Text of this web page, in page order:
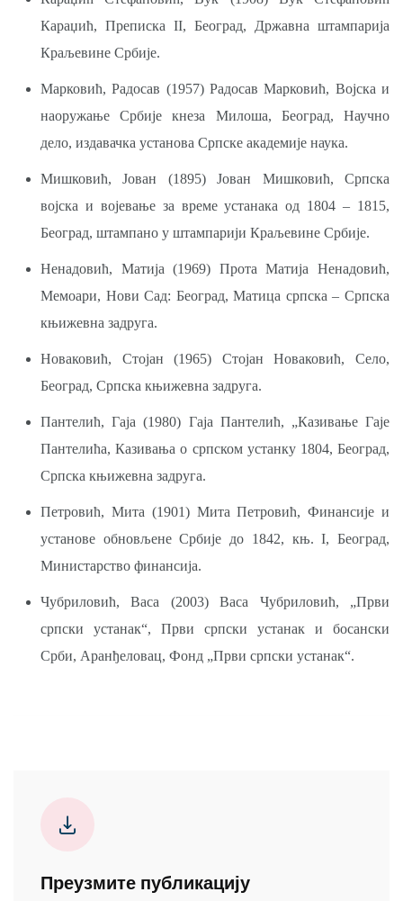
Караџић, Преписка II, Београд, Државна штампарија
Краљевине Србије.
Марковић, Радосав (1957) Радосав Марковић, Војска и
наоружање Србије кнеза Милоша, Београд, Научно
дело, издавачка установа Српске академије наука.
Мишковић, Јован (1895) Јован Мишковић, Српска
војска и војевање за време устанака од 1804 – 1815,
Београд, штампано у штампарији Краљевине Србије.
Ненадовић, Матија (1969) Прота Матија Ненадовић,
Мемоари, Нови Сад: Београд, Матица српска – Српска
књижевна задруга.
Новаковић, Стојан (1965) Стојан Новаковић, Село,
Београд, Српска књижевна задруга.
Пантелић, Гаја (1980) Гаја Пантелић, „Казивање Гаје
Пантелића, Казивања о српском устанку 1804, Београд,
Српска књижевна задруга.
Петровић, Мита (1901) Мита Петровић, Финансије и
установе обновљене Србије до 1842, књ. I, Београд,
Министарство финансија.
Чубриловић, Васа (2003) Васа Чубриловић, „Први
српски устанак“, Први српски устанак и босански
Срби, Аранђеловац, Фонд „Први српски устанак“.
Преузмите публикацију